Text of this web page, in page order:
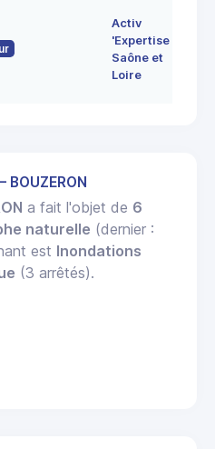
Activ
'Expertise
Saône et
Loire
a fait l'objet de 6
naturelle (dernier :
est Inondations
(3 arrêtés).